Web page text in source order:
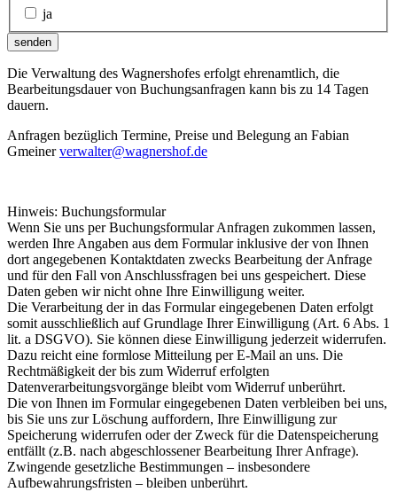
ja
senden
Die Verwaltung des Wagnershofes erfolgt ehrenamtlich, die
Bearbeitungsdauer von Buchungsanfragen kann bis zu 14 Tagen
dauern.
Anfragen bezüglich Termine, Preise und Belegung an Fabian
Gmeinerverwalter@wagnershof.de
Hinweis: Buchungsformular
Wenn Sie uns per Buchungsformular Anfragen zukommen lassen,
werden Ihre Angaben aus dem Formular inklusive der von Ihnen
dort angegebenen Kontaktdaten zwecks Bearbeitung der Anfrage
und für den Fall von Anschlussfragen bei uns gespeichert. Diese
Daten geben wir nicht ohne Ihre Einwilligung weiter.
Die Verarbeitung der in das Formular eingegebenen Daten erfolgt
somit ausschließlich auf Grundlage Ihrer Einwilligung (Art. 6 Abs. 1
lit. a DSGVO). Sie können diese Einwilligung jederzeit widerrufen.
Dazu reicht eine formlose Mitteilung per E-Mail an uns. Die
Rechtmäßigkeit der bis zum Widerruf erfolgten
Datenverarbeitungsvorgänge bleibt vom Widerruf unberührt.
Die von Ihnen im Formular eingegebenen Daten verbleiben bei uns,
bis Sie uns zur Löschung auffordern, Ihre Einwilligung zur
Speicherung widerrufen oder der Zweck für die Datenspeicherung
entfällt (z.B. nach abgeschlossener Bearbeitung Ihrer Anfrage).
Zwingende gesetzliche Bestimmungen – insbesondere
Aufbewahrungsfristen – bleiben unberührt.